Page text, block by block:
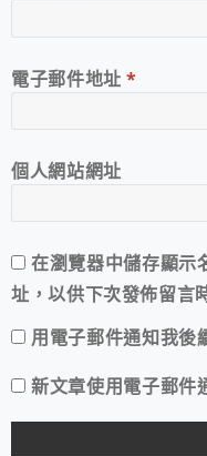
電子郵件地址*
個人網站網址
在瀏覽器中儲存顯示
址，以供下次發佈留言
用電子郵件通知我後
新文章使用電子郵件